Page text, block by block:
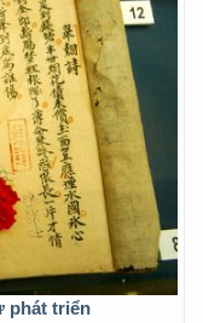
phát triển